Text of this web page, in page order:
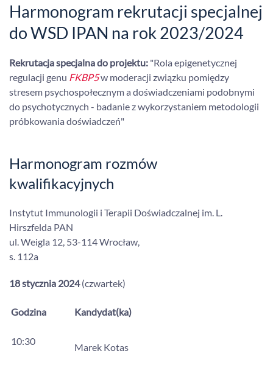
Harmonogram rekrutacji specjalnej
do WSD IPAN na rok 2023/2024
Rekrutacja specjalna do projektu: "Rola epigenetycznej
regulacji genu FKBP5w moderacji związku pomiędzy
stresem psychospołecznym a doświadczeniami podobnymi
do psychotycznych - badanie z wykorzystaniem metodologii
próbkowania doświadczeń"
Harmonogram rozmów
kwalifikacyjnych
Instytut Immunologii i Terapii Doświadczalnej im. L.
Hirszfelda PAN
ul. Weigla 12, 53-114 Wrocław,
s. 112a
18 stycznia 2024(czwartek)
Godzina Kandydat(ka)
10:30
Marek Kotas